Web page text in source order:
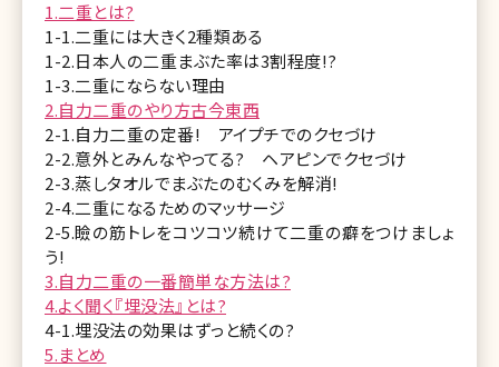
1.二重とは?
1-1.二重には大きく2種類ある
1-2.日本人の二重まぶた率は3割程度!?
1-3.二重にならない理由
2.自力二重のやり方古今東西
2-1.自力二重の定番! アイプチでのクセづけ
2-2.意外とみんなやってる? ヘアピンでクセづけ
2-3.蒸しタオルでまぶたのむくみを解消!
2-4.二重になるためのマッサージ
2-5.瞼の筋トレをコツコツ続けて二重の癖をつけましょ
う!
3.自力二重の一番簡単な方法は?
4.よく聞く『埋没法』とは?
4-1.埋没法の効果はずっと続くの?
5.まとめ